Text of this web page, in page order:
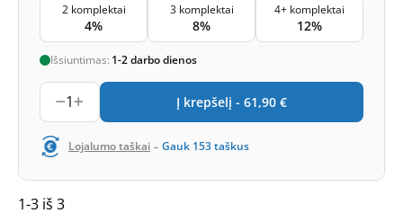
2 komplektai
4%
3 komplektai
8%
4+ komplektai
12%
Išsiuntimas: 1-2 darbo dienos
1 Į krepšelį - 61,90 €
Lojalumo taškai - Gauk 153taškus
1-3 iš 3